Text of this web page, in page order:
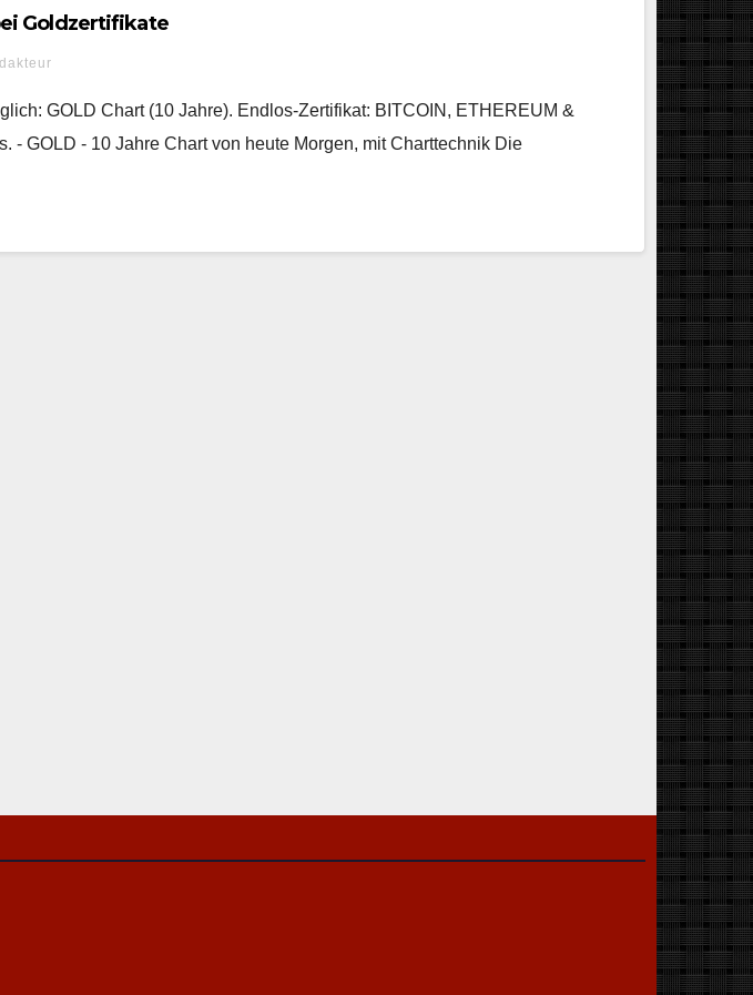
Goldzertifikate
GOLD Chart (10 Jahre). Endlos-Zertifikat: BITCOIN, ETHEREUM &
- GOLD - 10 Jahre Chart von heute Morgen, mit Charttechnik Die